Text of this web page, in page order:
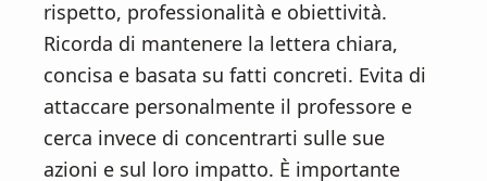
rispetto, professionalità e obiettività.
Ricorda di mantenere la lettera chiara,
concisa e basata su fatti concreti. Evita di
attaccare personalmente il professore e
cerca invece di concentrarti sulle sue
azioni e sul loro impatto. È importante